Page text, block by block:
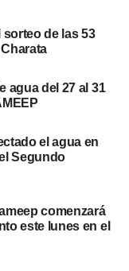
de las 53
agua del 27 al 31
el agua en
Segundo
comenzará
este lunes en el